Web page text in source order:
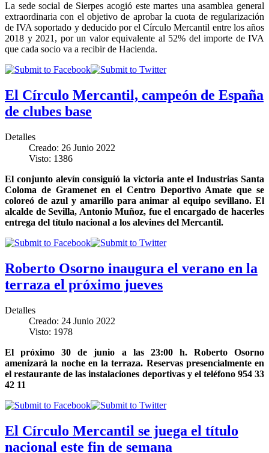
La sede social de Sierpes acogió este martes una asamblea general
extraordinaria con el objetivo de aprobar la cuota de regularización
de IVA soportado y deducido por el Círculo Mercantil entre los años
2018 y 2021, por un valor equivalente al 52% del importe de IVA
que cada socio va a recibir de Hacienda.
El Círculo Mercantil, campeón de España
de clubes base
Detalles
Creado: 26 Junio 2022
Visto: 1386
El conjunto alevín consiguió la victoria ante el Industrias Santa
Coloma de Gramenet en el Centro Deportivo Amate que se
coloreó de azul y amarillo para animar al equipo sevillano. El
alcalde de Sevilla, Antonio Muñoz, fue el encargado de hacerles
entrega del título nacional a los alevines del Mercantil.
Roberto Osorno inaugura el verano en la
terraza el próximo jueves
Detalles
Creado: 24 Junio 2022
Visto: 1978
El próximo 30 de junio a las 23:00 h. Roberto Osorno
amenizará la noche en la terraza. Reservas presencialmente en
el restaurante de las instalaciones deportivas y el teléfono 954 33
42 11
El Círculo Mercantil se juega el título
nacional este fin de semana